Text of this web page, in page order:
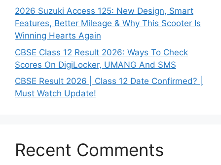
2026 Suzuki Access 125: New Design, Smart
Features, Better Mileage & Why This Scooter Is
Winning Hearts Again
CBSE Class 12 Result 2026: Ways To Check
Scores On DigiLocker, UMANG And SMS
CBSE Result 2026 | Class 12 Date Confirmed? |
Must Watch Update!
Recent Comments